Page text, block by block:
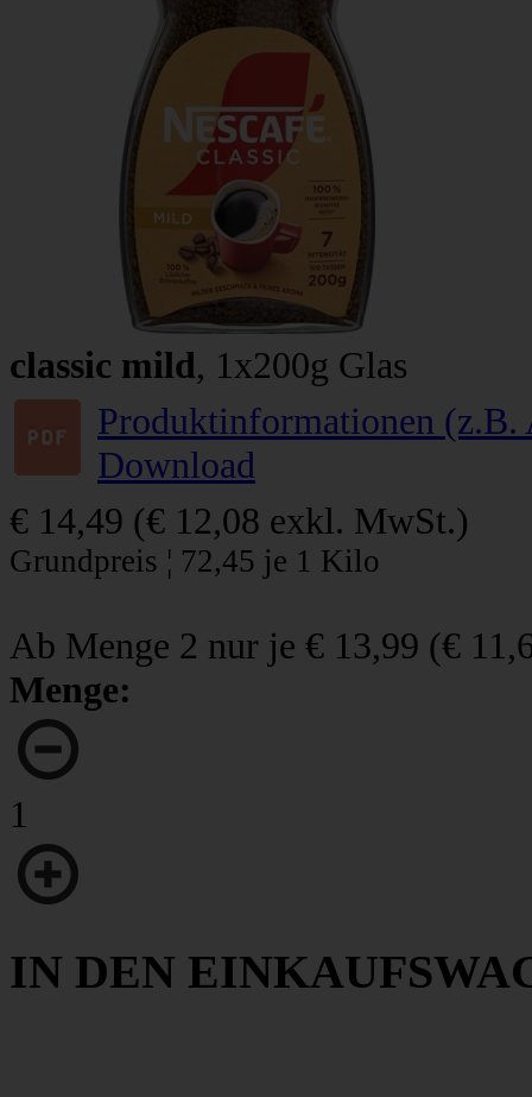
classic mild, 1x200g Glas
Produktinformationen
Download
€ 14,49 (€ 12,08 exkl. MwSt.)
Grundpreis ¦ 72,45 je 1 Kilo
Ab Menge 2 nur je € 13,99 (€
Menge:
1
IN DEN